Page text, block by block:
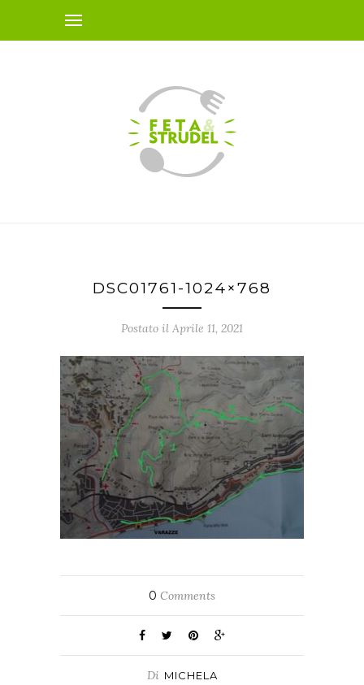
DSC01761-1024×768
Postato il Aprile 11, 2021
0 Comments
Di MICHELA